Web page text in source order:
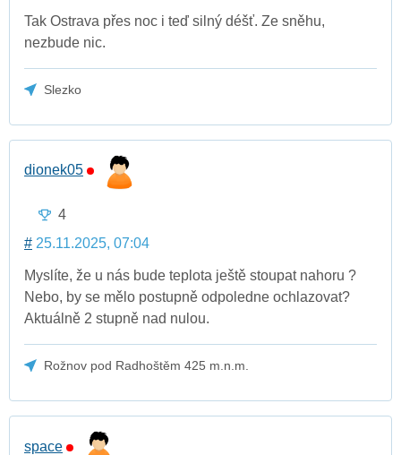
Tak Ostrava přes noc i teď silný déšť. Ze sněhu,
nezbude nic.
Slezko
dionek05
4
# 25.11.2025, 07:04
Myslíte, že u nás bude teplota ještě stoupat nahoru ?
Nebo, by se mělo postupně odpoledne ochlazovat?
Aktuálně 2 stupně nad nulou.
Rožnov pod Radhoštěm 425 m.n.m.
space